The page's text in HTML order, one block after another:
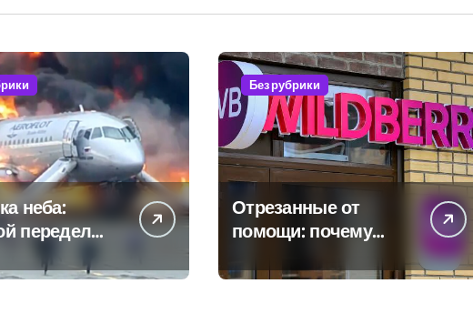
неба:
передел
Без рубрики
Отрезанные от
помощи: почему
маркетплейсы